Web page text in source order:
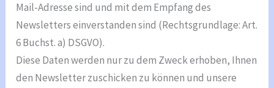
Mail-Adresse sind und mit dem Empfang des
Newsletters einverstanden sind (Rechtsgrundlage: Art.
6 Buchst. a) DSGVO).
Diese Daten werden nur zu dem Zweck erhoben, Ihnen
den Newsletter zuschicken zu können und unsere